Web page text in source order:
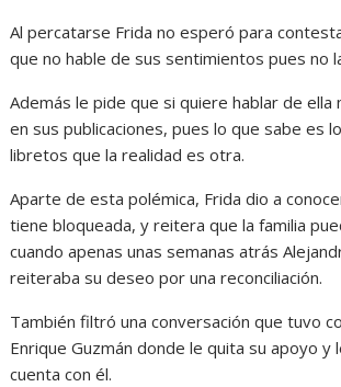
Al percatarse Frida no esperó para
que no hable de sus sentimientos pues no
Además le pide que si quiere hablar de ella
en sus publicaciones, pues lo que sabe es
libretos que la realidad es otra.
Aparte de esta polémica, Frida dio a
tiene bloqueada, y reitera que la familia
cuando apenas unas semanas atrás
reiteraba su deseo por una reconciliación.
También filtró una conversación que tuvo
Enrique Guzmán donde le quita su apoyo y
cuenta con él.